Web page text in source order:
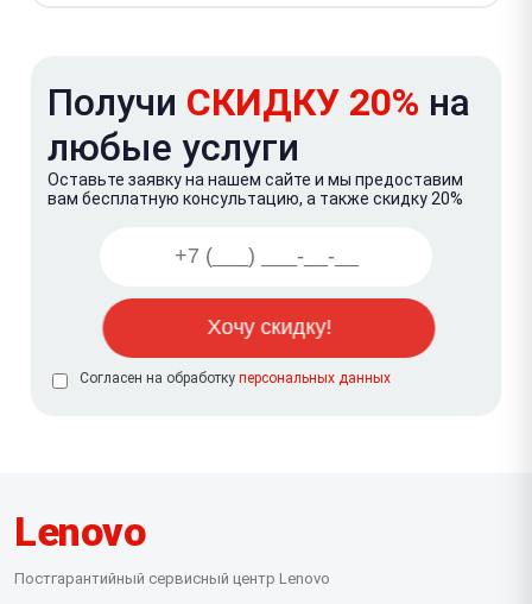
Получи СКИДКУ 20% на
любые услуги
Оставьте заявку на нашем сайте и мы предоставим
вам бесплатную консультацию, а также скидку 20%
Согласен на обработку персональных данных
Lenovo
Постгарантийный сервисный центр Lenovo